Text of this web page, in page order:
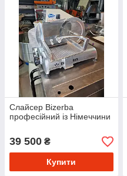
Слайсер Bizerba
професійний із Німеччини
39 500 ₴
Купити